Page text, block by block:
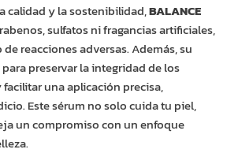
calidad y la sostenibilidad,BALANCE
sulfatos ni fragancias artificiales,
reacciones adversas. Además, su
preservar la integridad de los
una aplicación precisa,
Este sérum no solo cuida tu piel,
un compromiso con un enfoque